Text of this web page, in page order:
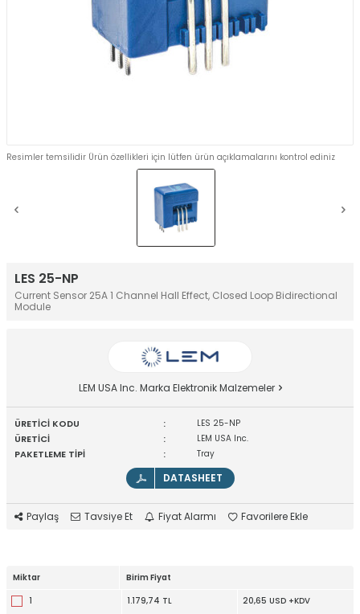
LES 25-NP
Current Sensor 25A 1 Channel Hall Effect, Closed Loop Bidirectional
Module
Resimler temsilidir Ürün özellikleri için lütfen ürün açıklamalarını kontrol ediniz
LEM USA Inc. Marka Elektronik Malzemeler
ÜRETİCİ KODU : LES 25-NP
ÜRETİCİ : LEM USA Inc.
PAKETLEME TİPİ : Tray
DATASHEET
Paylaş Tavsiye Et Fiyat Alarmı Favorilere Ekle
Miktar
Birim Fiyat
1
1.179,74 TL 20,65 USD +KDV